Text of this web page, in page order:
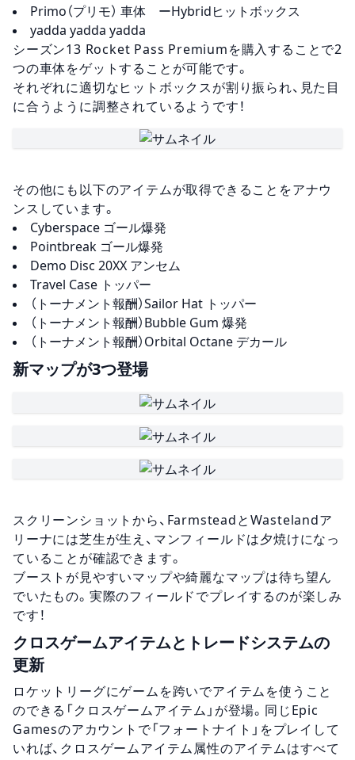
Primo（プリモ） 車体 ーHybridヒットボックス
yadda yadda yadda
シーズン13 Rocket Pass Premiumを購入することで2
つの車体をゲットすることが可能です。
それぞれに適切なヒットボックスが割り振られ、見た目
に合うように調整されているようです！
その他にも以下のアイテムが取得できることをアナウ
ンスしています。
Cyberspace ゴール爆発
Pointbreak ゴール爆発
Demo Disc 20XX アンセム
Travel Case トッパー
（トーナメント報酬）Sailor Hat トッパー
（トーナメント報酬）Bubble Gum 爆発
（トーナメント報酬）Orbital Octane デカール
新マップが3つ登場
スクリーンショットから、FarmsteadとWastelandア
リーナには芝生が生え、マンフィールドは夕焼けになっ
ていることが確認できます。
ブーストが見やすいマップや綺麗なマップは待ち望ん
でいたもの。実際のフィールドでプレイするのが楽しみ
です！
クロスゲームアイテムとトレードシステムの
更新
ロケットリーグにゲームを跨いでアイテムを使うこと
のできる「クロスゲームアイテム」が登場。同じEpic
Gamesのアカウントで「フォートナイト」をプレイして
いれば、クロスゲームアイテム属性のアイテムはすべて